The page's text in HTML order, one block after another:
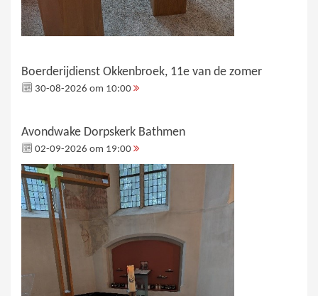
Boerderijdienst Okkenbroek, 11e van de zomer
30-08-2026 om 10:00
Avondwake Dorpskerk Bathmen
02-09-2026 om 19:00